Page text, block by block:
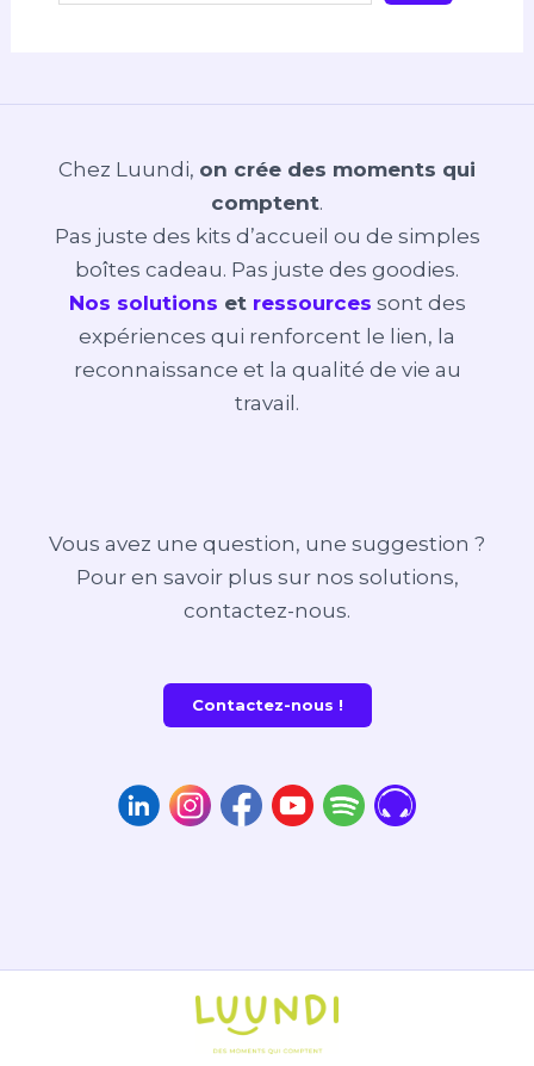
Chez Luundi, on crée des moments qui
comptent.
Pas juste des kits d’accueil ou de simples
boîtes cadeau. Pas juste des goodies.
Nos solutions et ressources sont des
expériences qui renforcent le lien, la
reconnaissance et la qualité de vie au
travail.
Vous avez une question, une suggestion ?
Pour en savoir plus sur nos solutions,
contactez-nous.
Contactez-nous !